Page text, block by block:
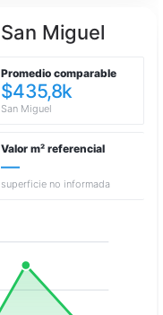
Miguel
Promedio comparable
$435,8k
San Miguel
Valor m² referencial
—
superficie no informada